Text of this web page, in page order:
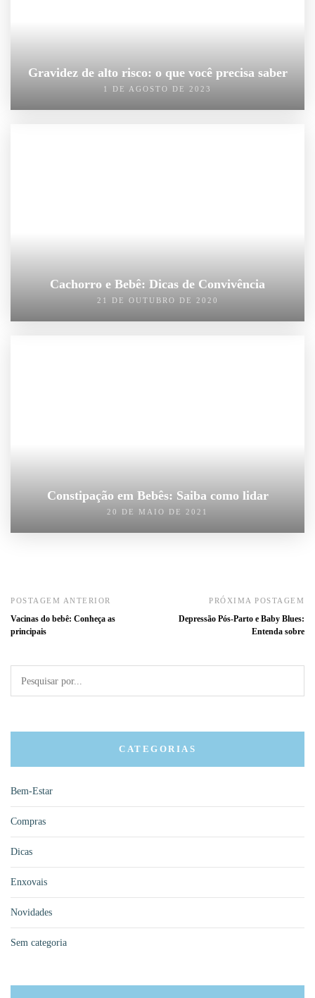
Gravidez de alto risco: o que você precisa saber
1 DE AGOSTO DE 2023
Cachorro e Bebê: Dicas de Convivência
21 DE OUTUBRO DE 2020
Constipação em Bebês: Saiba como lidar
20 DE MAIO DE 2021
POSTAGEM ANTERIOR
Vacinas do bebê: Conheça as
principais
PRÓXIMA POSTAGEM
Depressão Pós-Parto e Baby Blues:
Entenda sobre
CATEGORIAS
Bem-Estar
Compras
Dicas
Enxovais
Novidades
Sem categoria